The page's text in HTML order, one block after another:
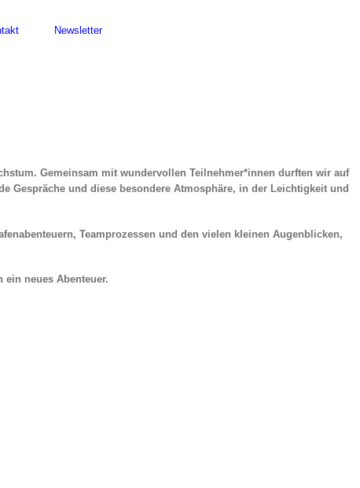
Newsletter
Gemeinsam mit wundervollen Teilnehmer*innen durften wir auf
Gespräche und diese besondere Atmosphäre, in der Leichtigkeit und
Teamprozessen und den vielen kleinen Augenblicken,
neues Abenteuer.